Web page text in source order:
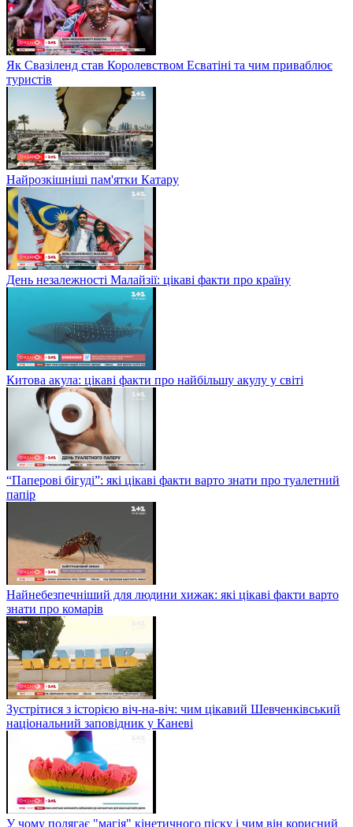
Як Свазіленд став Королевством Есватіні та чим приваблює
туристів
Найрозкішніші пам'ятки Катару
День незалежності Малайзії: цікаві факти про країну
Китова акула: цікаві факти про найбільшу акулу у світі
“Паперові бігуді”: які цікаві факти варто знати про туалетний
папір
Найнебезпечніший для людини хижак: які цікаві факти варто
знати про комарів
Зустрітися з історією віч-на-віч: чим цікавий Шевченківський
національний заповідник у Каневі
У чому полягає "магія" кінетичного піску і чим він корисний